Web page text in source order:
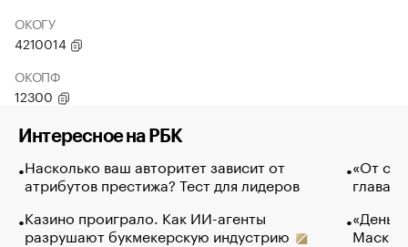
ОКОГУ
4210014
ОКОПФ
12300
Интересное на РБК
Насколько ваш авторитет зависит от
атрибутов престижа? Тест для лидеров
Казино проиграло. Как ИИ-агенты
разрушают букмекерскую индустрию
«От
глава
Маск в